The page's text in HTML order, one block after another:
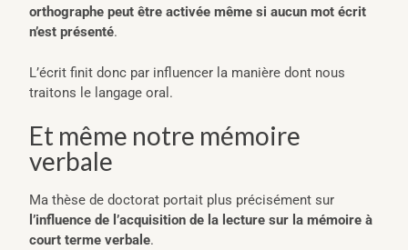
orthographe peut être activée même si aucun mot écrit
n’est présenté.
L’écrit finit donc par influencer la manière dont nous
traitons le langage oral.
Et même notre mémoire
verbale
Ma thèse de doctorat portait plus précisément sur
l’influence de l’acquisition de la lecture sur la mémoire à
court terme verbale.